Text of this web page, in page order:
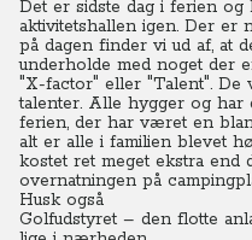
Det er sidste dag i ferien
aktivitetshallen igen. Der er
på dagen finder vi ud af, at
underholde med noget der
"X-factor" eller "Talent". De
talenter. Alle hygger og har
ferien, der har været en
alt er alle i familien blevet
kostet ret meget ekstra end
overnatningen på
Husk også
Golfudstyret – den flotte